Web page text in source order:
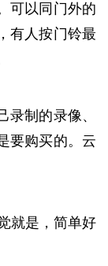
可以同门外的
有人按门铃最
录制的录像、
要购买的。云
就是，简单好